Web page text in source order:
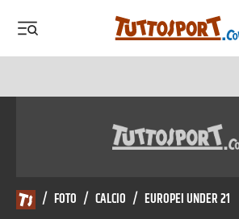
/ FOTO / CALCIO / EUROPEI UNDER 21